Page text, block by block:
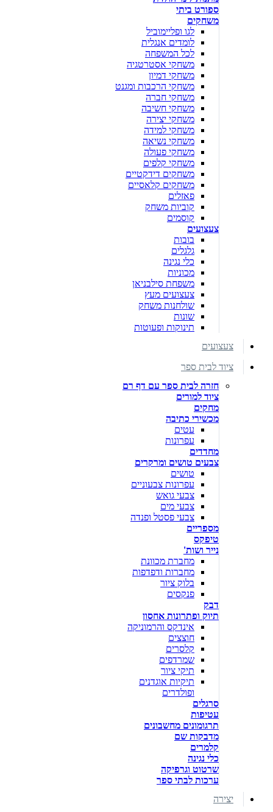
ספורט ביתי
משחקים
לגו ופליימוביל
לומדים אנגלית
לכל המשפחה
משחקי אסטרטגיה
משחקי דמיון
משחקי הרכבות ומגנט
משחקי חברה
משחקי חשיבה
משחקי יצירה
משחקי למידה
משחקי נשיאה
משחקי פעולה
משחקי קלפים
משחקים דידקטיים
משחקים קלאסיים
פאזלים
קוביות משחק
קוסמים
צעצועים
בובות
גלגלים
כלי נגינה
מכוניות
משפחת סילבניאן
צעצועים מעץ
שולחנות משחק
שונות
תינוקות ופעוטות
צעצועים
ציוד לבית ספר
חזרה לבית ספר עם דף רם
ציוד למורים
מחקים
מכשירי כתיבה
עטים
עפרונות
מחדדים
צבעים טושים ומרקרים
טושים
עפרונות צבעוניים
צבעי גואש
צבעי מים
צבעי פסטל ופנדה
מספריים
טיפקס
נייר ושות'
מחברת מכוונת
מחברות ודפדפות
בלוק ציור
פנקסים
דבק
תיוק ופתרונות אחסון
אינדקס והרמוניקה
חוצצים
קלסרים
שמרדפים
תיקי ציור
תיקיות אוגדנים
ופולדרים
סרגלים
עטיפות
תרגומונים מחשבונים
מדבקות שם
קלמרים
כלי נגינה
שרטוט וגרפיקה
ערכות לבתי ספר
יצירה